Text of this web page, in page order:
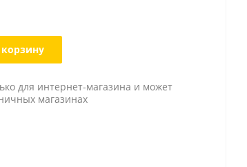
для интернет-магазина и может
магазинах